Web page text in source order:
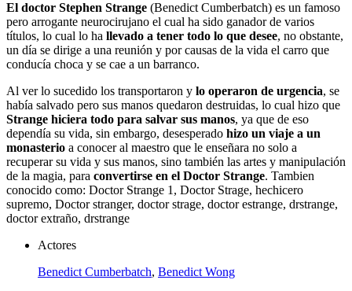
El doctor Stephen Strange (Benedict Cumberbatch) es un famoso
pero arrogante neurocirujano el cual ha sido ganador de varios
títulos, lo cual lo ha llevado a tener todo lo que desee, no obstante,
un día se dirige a una reunión y por causas de la vida el carro que
conducía choca y se cae a un barranco.
Al ver lo sucedido los transportaron y lo operaron de urgencia, se
había salvado pero sus manos quedaron destruidas, lo cual hizo que
Strange hiciera todo para salvar sus manos, ya que de eso
dependía su vida, sin embargo, desesperado hizo un viaje a un
monasterio a conocer al maestro que le enseñara no solo a
recuperar su vida y sus manos, sino también las artes y manipulación
de la magia, para convertirse en el Doctor Strange. Tambien
conocido como: Doctor Strange 1, Doctor Strage, hechicero
supremo, Doctor stranger, doctor strage, doctor estrange, drstrange,
doctor extraño, drstrange
Actores
Benedict Cumberbatch, Benedict Wong